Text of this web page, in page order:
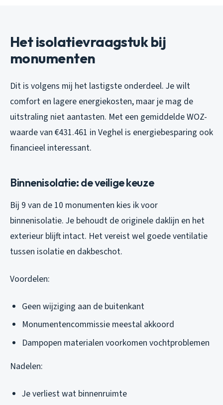
Het isolatievraagstuk bij
monumenten
Dit is volgens mij het lastigste onderdeel. Je wilt
comfort en lagere energiekosten, maar je mag de
uitstraling niet aantasten. Met een gemiddelde WOZ-
waarde van €431.461 in Veghel is energiebesparing ook
financieel interessant.
Binnenisolatie: de veilige keuze
Bij 9 van de 10 monumenten kies ik voor
binnenisolatie. Je behoudt de originele daklijn en het
exterieur blijft intact. Het vereist wel goede ventilatie
tussen isolatie en dakbeschot.
Voordelen:
Geen wijziging aan de buitenkant
Monumentencommissie meestal akkoord
Dampopen materialen voorkomen vochtproblemen
Nadelen:
Je verliest wat binnenruimte